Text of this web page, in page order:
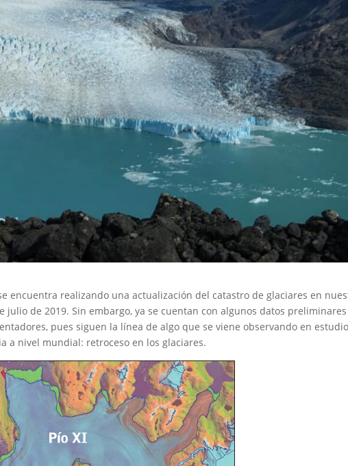
encuentra realizando una actualización del catastro de glaciares en
julio de 2019. Sin embargo, ya se cuentan con algunos datos preliminares
pues siguen la línea de algo que se viene observando en
a nivel mundial: retroceso en los glaciares.